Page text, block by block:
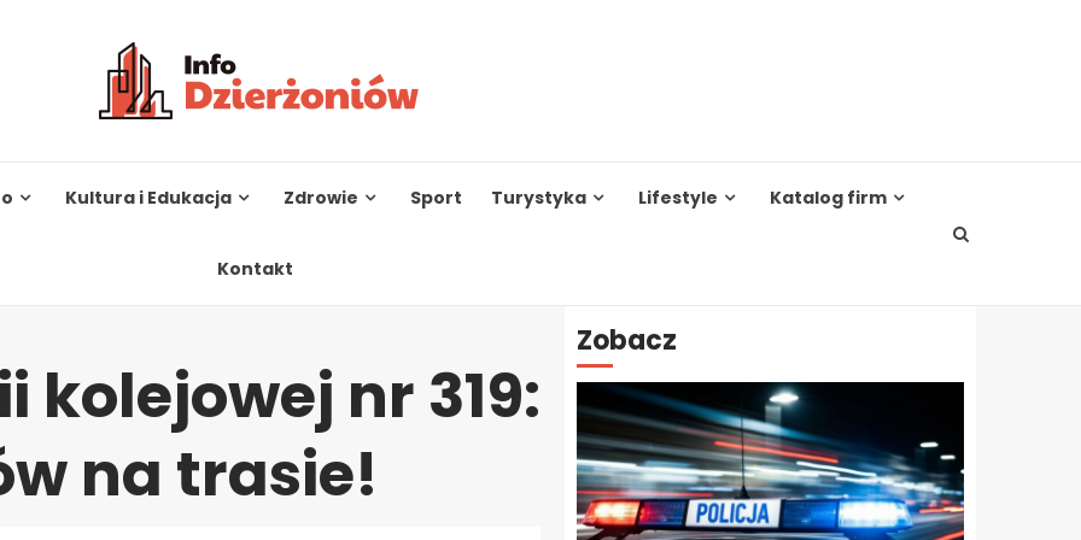
Kultura i Edukacja Zdrowie Sport Turystyka Lifestyle Katalog firm
Kontakt
kolejowej nr 319:
na trasie!
Zobacz